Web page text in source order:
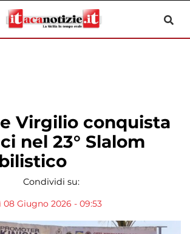
Virgilio conquista
nel 23° Slalom
Condividi su:
08 Giugno 2026 - 09:53